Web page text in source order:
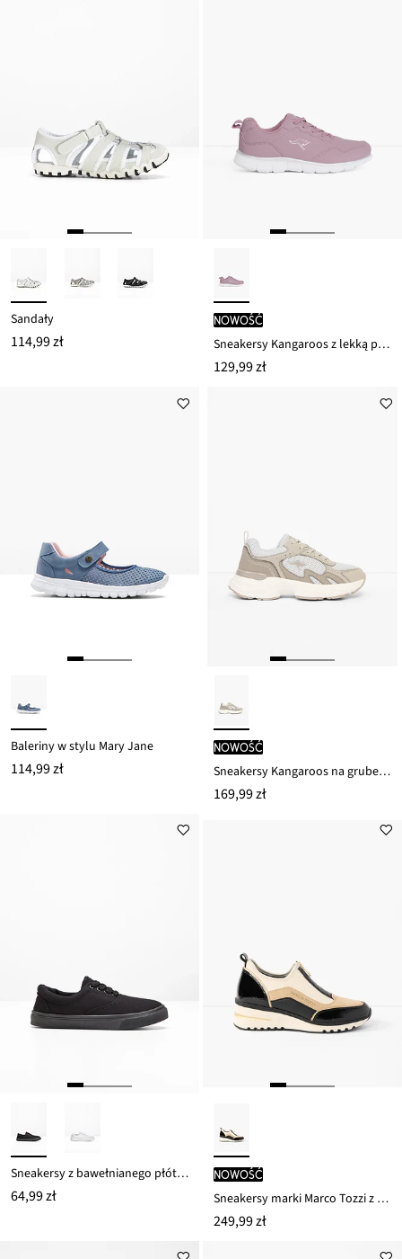
Sandały
114,99 zł
nowość
Sneakersy Kangaroos z lekką podeszwą
129,99 zł
Baleriny w stylu Mary Jane
114,99 zł
nowość
Sneakersy Kangaroos na grubej podeszwie, z pianką memory
169,99 zł
Sneakersy z bawełnianego płótna
64,99 zł
nowość
Sneakersy marki Marco Tozzi z zamkiem błyskawicznym
249,99 zł